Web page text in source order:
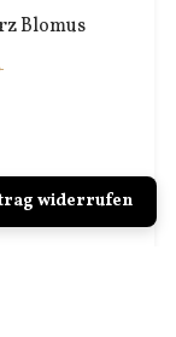
Blomus
widerrufen